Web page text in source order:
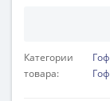
Категории
товара: